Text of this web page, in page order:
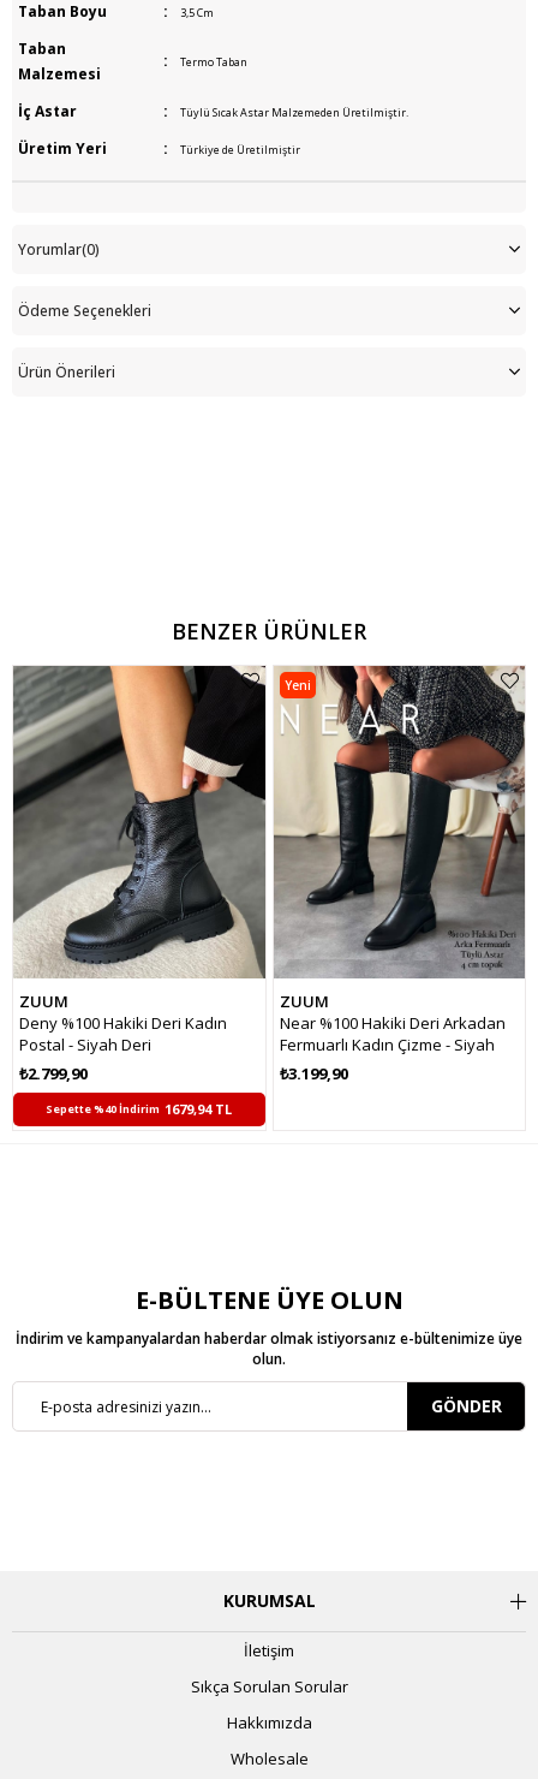
Taban Boyu : 3,5 Cm
Taban
Malzemesi
: Termo Taban
İç Astar : Tüylü Sıcak Astar Malzemeden Üretilmiştir.
Üretim Yeri : Türkiye de Üretilmiştir
Yorumlar(0)
Ödeme Seçenekleri
Ürün Önerileri
BENZER ÜRÜNLER
ZUUM
Deny %100 Hakiki Deri Kadın
Postal - Siyah Deri
₺2.799,90
Sepette %40 İndirim 1679,94 TL
ZUUM
Near %100 Hakiki Deri Arkadan
Fermuarlı Kadın Çizme - Siyah
Deri
₺3.199,90
Yeni
Ürün
E-BÜLTENE ÜYE OLUN
İndirim ve kampanyalardan haberdar olmak istiyorsanız e-bültenimize üye
olun.
GÖNDER
KURUMSAL
İletişim
Sıkça Sorulan Sorular
Hakkımızda
Wholesale